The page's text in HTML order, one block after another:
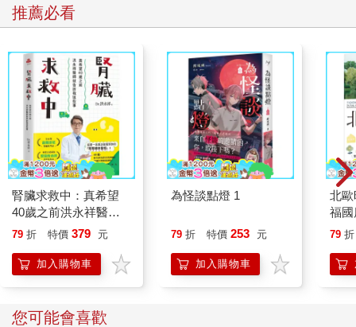
推薦必看
腎臟求救中：真希望
40歲之前洪永祥醫師
就告訴我這些事
79 折 特價 379 元
加入購物車
為怪談點燈 1
79 折 特價 253 元
加入購物車
北
福
79 折
您可能會喜歡